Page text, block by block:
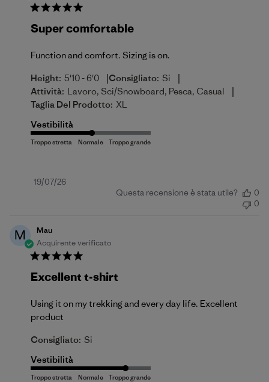
Super comfortable
Function and comfort. Sizing is on.
Height: 5'10 - 6'0 |Consigliato: Si |
Attività: Lavoro, Sci/Snowboard, Pesca, Casual |
Taglia Del Prodotto: XL
Vestibilità
Data
19/07/26
Questa recensione è stata utile?
0
0
M
Mau
Acquirente verificato
Excellent t-shirt
Using it on my trekking and every day life. Excellent
product
Consigliato: Si
Vestibilità